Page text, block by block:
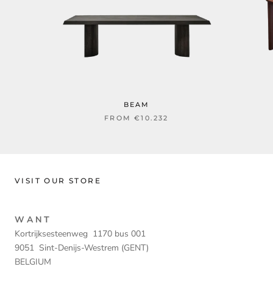
BEAM
FROM€10.232
VISIT OUR STORE
W A N T
Kortrijksesteenweg 1170 bus 001
9051 Sint-Denijs-Westrem (GENT)
BELGIUM